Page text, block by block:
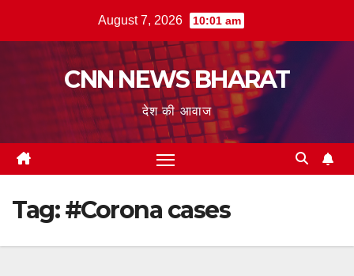
August 7, 2026 10:01 am
CNN NEWS BHARAT
देश की आवाज
Tag:#Corona cases